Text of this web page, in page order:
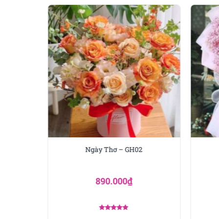
Xem thêm các mẫu hoa
Ngày Thơ – GH02
890.000₫